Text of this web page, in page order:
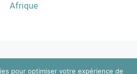
Afrique
pour optimiser votre expérience de